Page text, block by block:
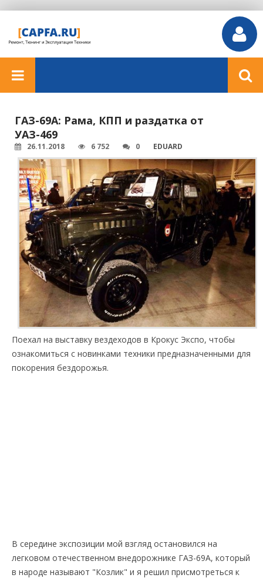
ГАЗ-69А: Рама, КПП и раздатка от
УАЗ-469
26.11.2018 6 752 0 EDUARD
Поехал на выставку вездеходов в Крокус Экспо, чтобы
ознакомиться с новинками техники предназначенными для
покорения бездорожья.
В середине экспозиции мой взгляд остановился на
легковом отечественном внедорожнике ГАЗ-69А, который
в народе называют "Козлик" и я решил присмотреться к